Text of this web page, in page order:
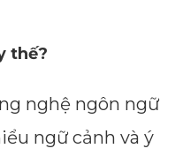
thế?
nghệ ngôn ngữ
ngữ cảnh và ý